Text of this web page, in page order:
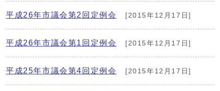
平成26年市議会第2回定例会 [2015年12月17日]
平成26年市議会第1回定例会 [2015年12月17日]
平成25年市議会第4回定例会 [2015年12月17日]